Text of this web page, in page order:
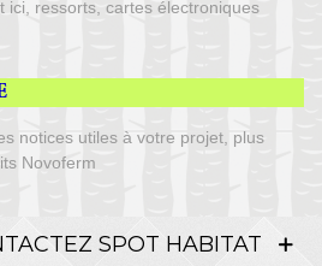
ici, ressorts, cartes électroniques
notices utiles à votre projet, plus
Novoferm
SPOT HABITAT